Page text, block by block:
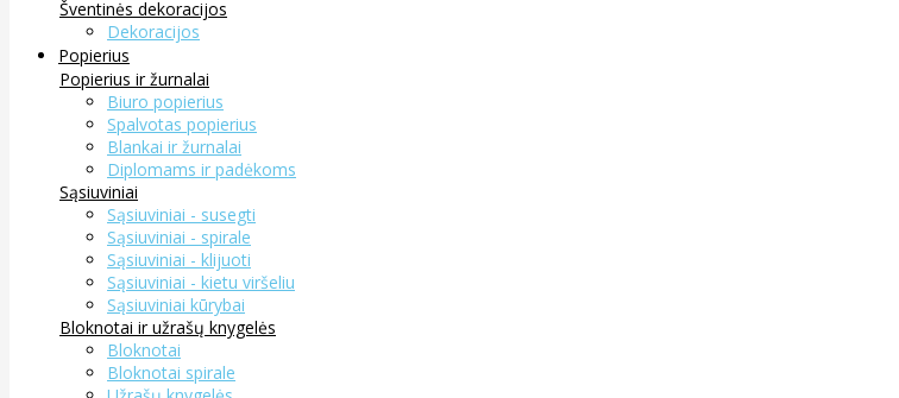
Šventinės dekoracijos
Dekoracijos
Popierius
Popierius ir žurnalai
Biuro popierius
Spalvotas popierius
Blankai ir žurnalai
Diplomams ir padėkoms
Sąsiuviniai
Sąsiuviniai - susegti
Sąsiuviniai - spirale
Sąsiuviniai - klijuoti
Sąsiuviniai - kietu viršeliu
Sąsiuviniai kūrybai
Bloknotai ir užrašų knygelės
Bloknotai
Bloknotai spirale